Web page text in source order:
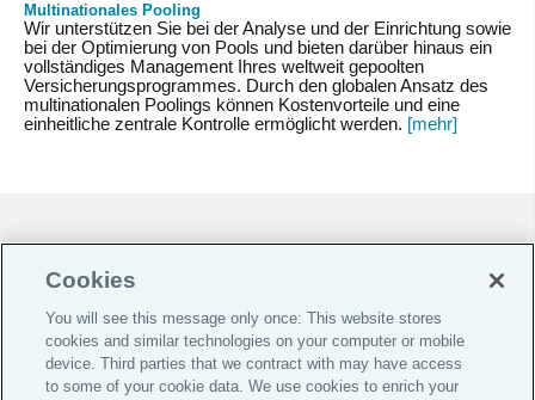
Multinationales Pooling
Wir unterstützen Sie bei der Analyse und der Einrichtung sowie
bei der Optimierung von Pools und bieten darüber hinaus ein
vollständiges Management Ihres weltweit gepoolten
Versicherungsprogrammes. Durch den globalen Ansatz des
multinationalen Poolings können Kostenvorteile und eine
einheitliche zentrale Kontrolle ermöglicht werden. [mehr]
Cookie-Präferenzen |
Do Not Sell or Share My Personal Information |
Global Home
Investoren
Cookies
You will see this message only once: This website stores
cookies and similar technologies on your computer or mobile
device. Third parties that we contract with may have access
to some of your cookie data. We use cookies to enrich your